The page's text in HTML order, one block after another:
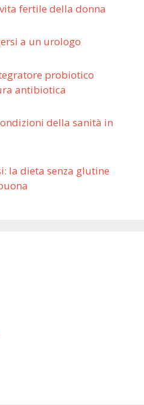
fertile della donna
a un urologo
probiotico
antibiotica
della sanità in
la dieta senza glutine